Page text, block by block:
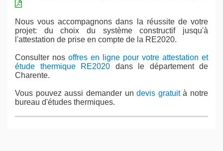
Nous vous accompagnons dans la réussite de votre
projet: du choix du système constructif jusqu'à
l'attestation de prise en compte de la RE2020.
Consulter nos offres en ligne pour votre attestation et
étude thermique RE2020 dans le département de
Charente.
Vous pouvez aussi demander undevis gratuità notre
bureau d'études thermiques.